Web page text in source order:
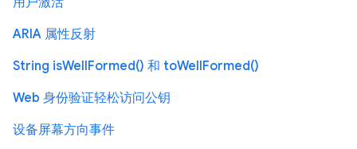
ARIA 属性反射
String isWellFormed() 和 toWellFormed()
Web 身份验证轻松访问公钥
设备屏幕方向事件